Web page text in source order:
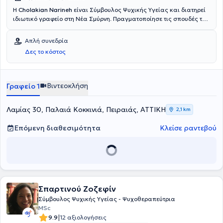
Η Cholakian Narineh είναι Σύμβουλος Ψυχικής Υγείας και διατηρεί
ιδιωτικό γραφείο στη Νέα Σμύρνη. Πραγματοποίησε τις σπουδές της
εμπειρία και παράλληλα, εργάζεται στο Κέντρο Συμβουλευτικής και
Ψυχοθεραπείας "Ευνίκη", στο Κέντρο Ειδικής Διαπαιδαγώγησης
"Ευρυμάθεια" και στην Ειδική Μονάδα Ψυχικής Υγείας "Οσελότος".
Οι συνεδρίες μπορούν να διεξαχθούν στα ελληνικά αγγλικά και
Απλή συνεδρία
Δες το κόστος
Γραφείο 1 Βιντεοκλήση
Λαμίας 30, Παλαιά Κοκκινιά, Πειραιάς, ΑΤΤΙΚΗ 2,1 km
Επόμενη διαθεσιμότητα Κλείσε ραντεβού
Σπαρτινού Ζοζεφίν
Σύμβουλος Ψυχικής Υγείας - Ψυχοθεραπεύτρια
MSc
9.9|12 αξιολογήσεις